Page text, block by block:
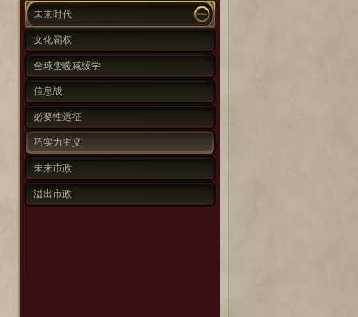
未来时代
文化霸权
全球变暖减缓学
信息战
必要性远征
巧实力主义
未来市政
溢出市政